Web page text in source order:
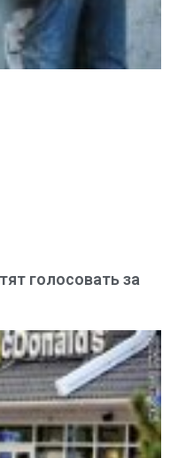
голосовать за